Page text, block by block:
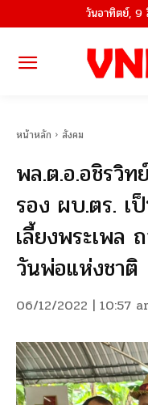
วันอาทิตย์,
หน้าหลัก สังคม
พล.ต.อ.อชิรวิ
รอง ผบ.ตร.
เลี้ยงพระเพล
วันพ่อแห่งชาติ
06/12/2022 | 10:57